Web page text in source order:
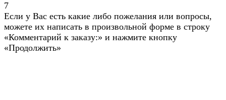
7
Если у Вас есть какие либо пожелания или вопросы,
можете их написать в произвольной форме в строку
«Комментарий к заказу:» и нажмите кнопку
«Продолжить»